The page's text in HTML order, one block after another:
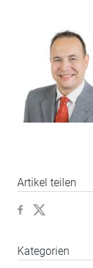
Artikel teilen
Kategorien